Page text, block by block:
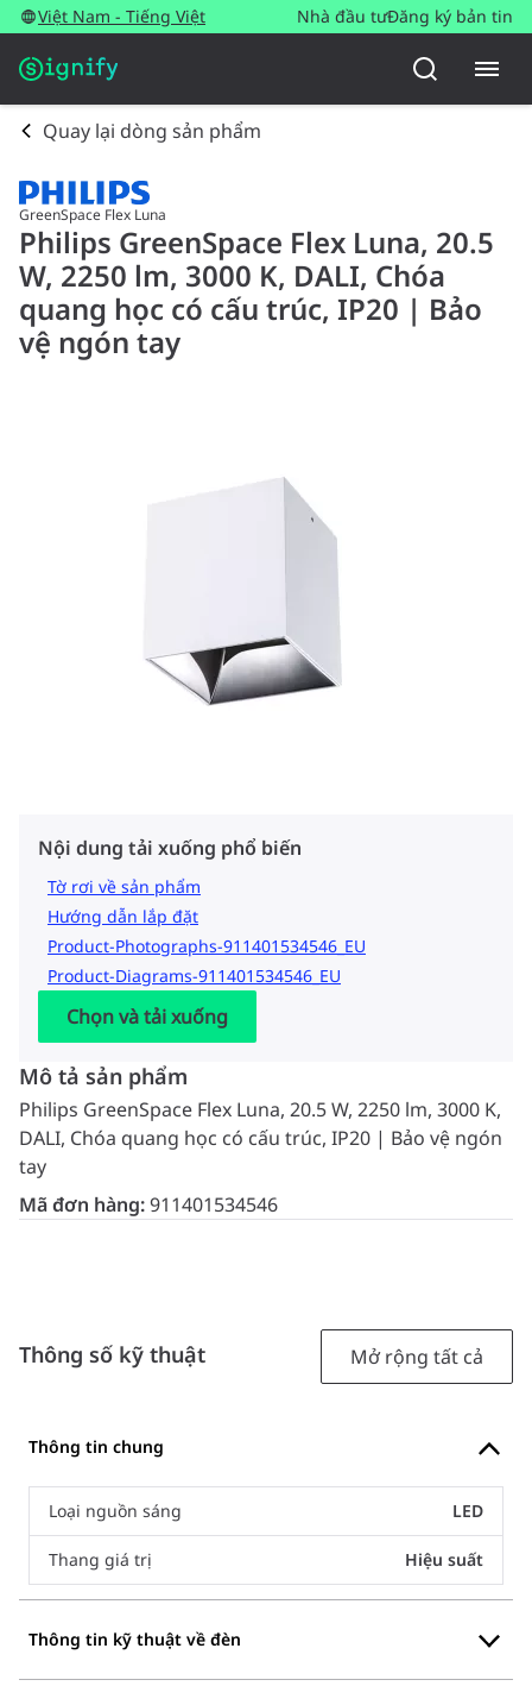
Việt Nam - Tiếng Việt Nhà đầu tưĐăng ký bản tin
Quay lại dòng sản phẩm
GreenSpace Flex Luna
Philips GreenSpace Flex Luna, 20.5
W, 2250 lm, 3000 K, DALI, Chóa
quang học có cấu trúc, IP20 | Bảo
vệ ngón tay
Nội dung tải xuống phổ biến
Tờ rơi về sản phẩm
Hướng dẫn lắp đặt
Product-Photographs-911401534546_EU
Product-Diagrams-911401534546_EU
Chọn và tải xuống
Mô tả sản phẩm
Philips GreenSpace Flex Luna, 20.5 W, 2250 lm, 3000 K,
DALI, Chóa quang học có cấu trúc, IP20 | Bảo vệ ngón
tay
Mã đơn hàng:911401534546
Thông số kỹ thuật Mở rộng tất cả
Thông tin chung
Loại nguồn sáng LED
Thang giá trị Hiệu suất
Thông tin kỹ thuật về đèn